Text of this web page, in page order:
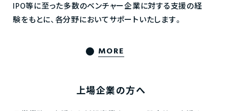
IPO等に至った多数のベンチャー企業に対する支援の経
験をもとに、各分野においてサポートいたします。
MORE
上場企業の方へ